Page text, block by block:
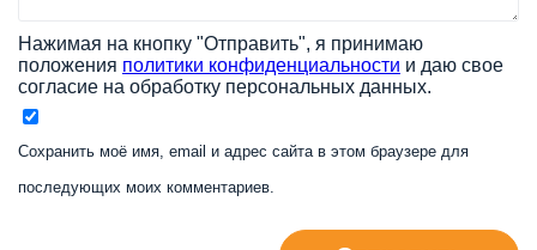
Нажимая на кнопку "Отправить", я принимаю
положения политики конфиденциальности и даю свое
согласие на обработку персональных данных.
Сохранить моё имя, email и адрес сайта в этом браузере для
последующих моих комментариев.